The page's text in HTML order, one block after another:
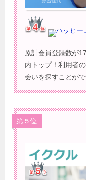
ハッピー
累計会員登録数が
内トップ！利用者
会いを探すことがで
第５位